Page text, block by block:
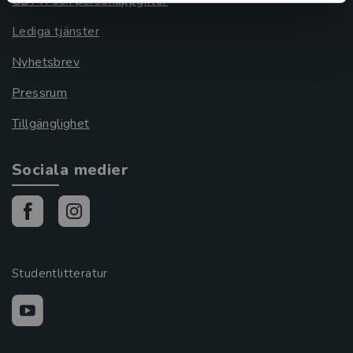
Lediga tjänster
Nyhetsbrev
Pressrum
Tillgänglighet
Sociala medier
Studentlitteratur